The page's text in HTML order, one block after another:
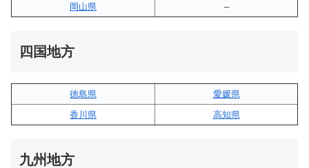
岡山県
–
四国地方
徳島県
愛媛県
香川県
高知県
九州地方